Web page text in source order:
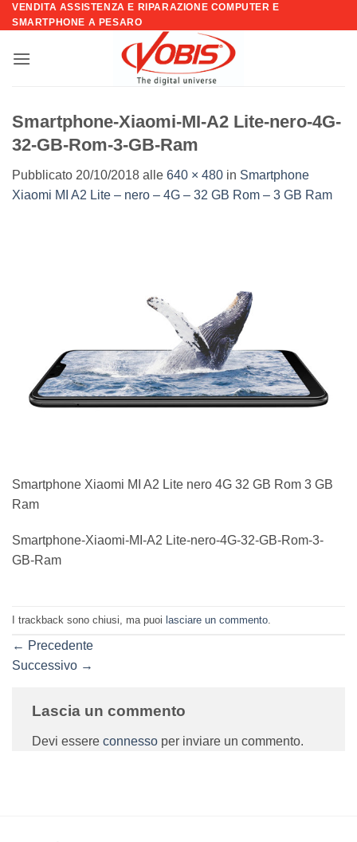
Salta
ai
VENDITA ASSISTENZA E RIPARAZIONE COMPUTER E
SMARTPHONE A PESARO
Smartphone-Xiaomi-MI-A2 Lite-nero-4G-
32-GB-Rom-3-GB-Ram
Pubblicato 20/10/2018 alle 640 × 480 in Smartphone
Xiaomi MI A2 Lite – nero – 4G – 32 GB Rom – 3 GB Ram
Smartphone Xiaomi MI A2 Lite nero 4G 32 GB Rom 3 GB
Ram
Smartphone-Xiaomi-MI-A2 Lite-nero-4G-32-GB-Rom-3-
GB-Ram
I trackback sono chiusi, ma puoi lasciare un commento
← Precedente
Successivo →
Lascia un commento
Devi essere connesso per inviare un commento.